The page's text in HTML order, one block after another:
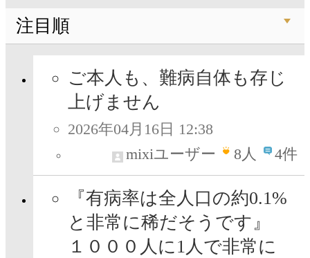
注目順
ご本人も、難病自体も存じ
上げません
2026年04月16日 12:38
mixiユーザー
8人 4件
『有病率は全人口の約0.1%
と非常に稀だそうです』
１０００人に1人で非常に